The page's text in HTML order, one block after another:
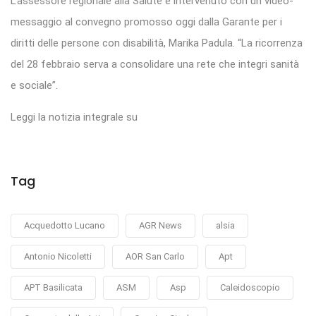
messaggio al convegno promosso oggi dalla Garante per i
diritti delle persone con disabilità, Marika Padula. “La ricorrenza
del 28 febbraio serva a consolidare una rete che integri sanità
e sociale”.
Leggi la notizia integrale su
Tag
Acquedotto Lucano AGR News alsia
Antonio Nicoletti AOR San Carlo Apt
APT Basilicata ASM Asp Caleidoscopio